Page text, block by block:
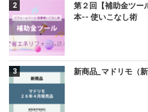
第２回【補助金ツー
本-- 使いこなし術
新商品_マドリモ（新